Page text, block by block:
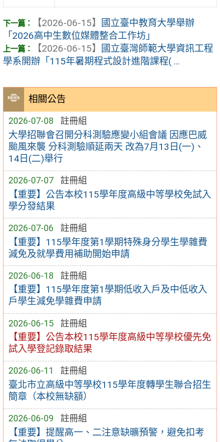
相關公告
2026-07-08 註冊組
大學招聯會召開分科測驗應變小組會議 因應巴威
颱風來襲 分科測驗順延兩天 改為7月13日(一)、
14日(二)舉行
2026-07-07 註冊組
【重要】公告本校115學年度高級中等學校免試入
學分發結果
2026-07-06 註冊組
【重要】115學年度第1學期特殊身分學生學雜費
減免及就學費用補助開始申請
2026-06-18 註冊組
【重要】115學年度第1學期低收入戶及中低收入
戶學生減免學雜費申請
2026-06-15 註冊組
【重要】公告本校115學年度高級中等學校優先免
試入學登記錄取結果
2026-06-11 註冊組
臺北市立高級中等學校115學年度轉學生聯合招生
簡章（本校無缺額）
2026-06-09 註冊組
【重要】提醒高一、二注意缺曠預警，避免扣考
【2026-06-15】
國立臺中教育大學舉辦
「2026高中生數位媒體整合工作坊」
【2026-06-15】
國立臺灣師範大學資訊工程
學系開辦「115年暑期程式設計進階課程( ...